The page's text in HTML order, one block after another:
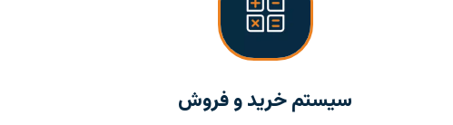
سیستم خرید و فروش